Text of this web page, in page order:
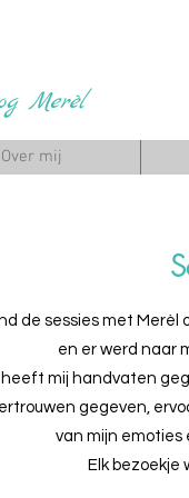
Merèl
Over mij
de sessies met
en er werd naar
mij handvaten
gegeven,
van mijn emoties
Elk bezoekje